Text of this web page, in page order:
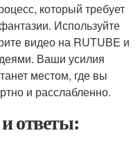
который требует
Используйте
видео на RUTUBE и
Ваши усилия
местом, где вы
и расслабленно.
ответы: